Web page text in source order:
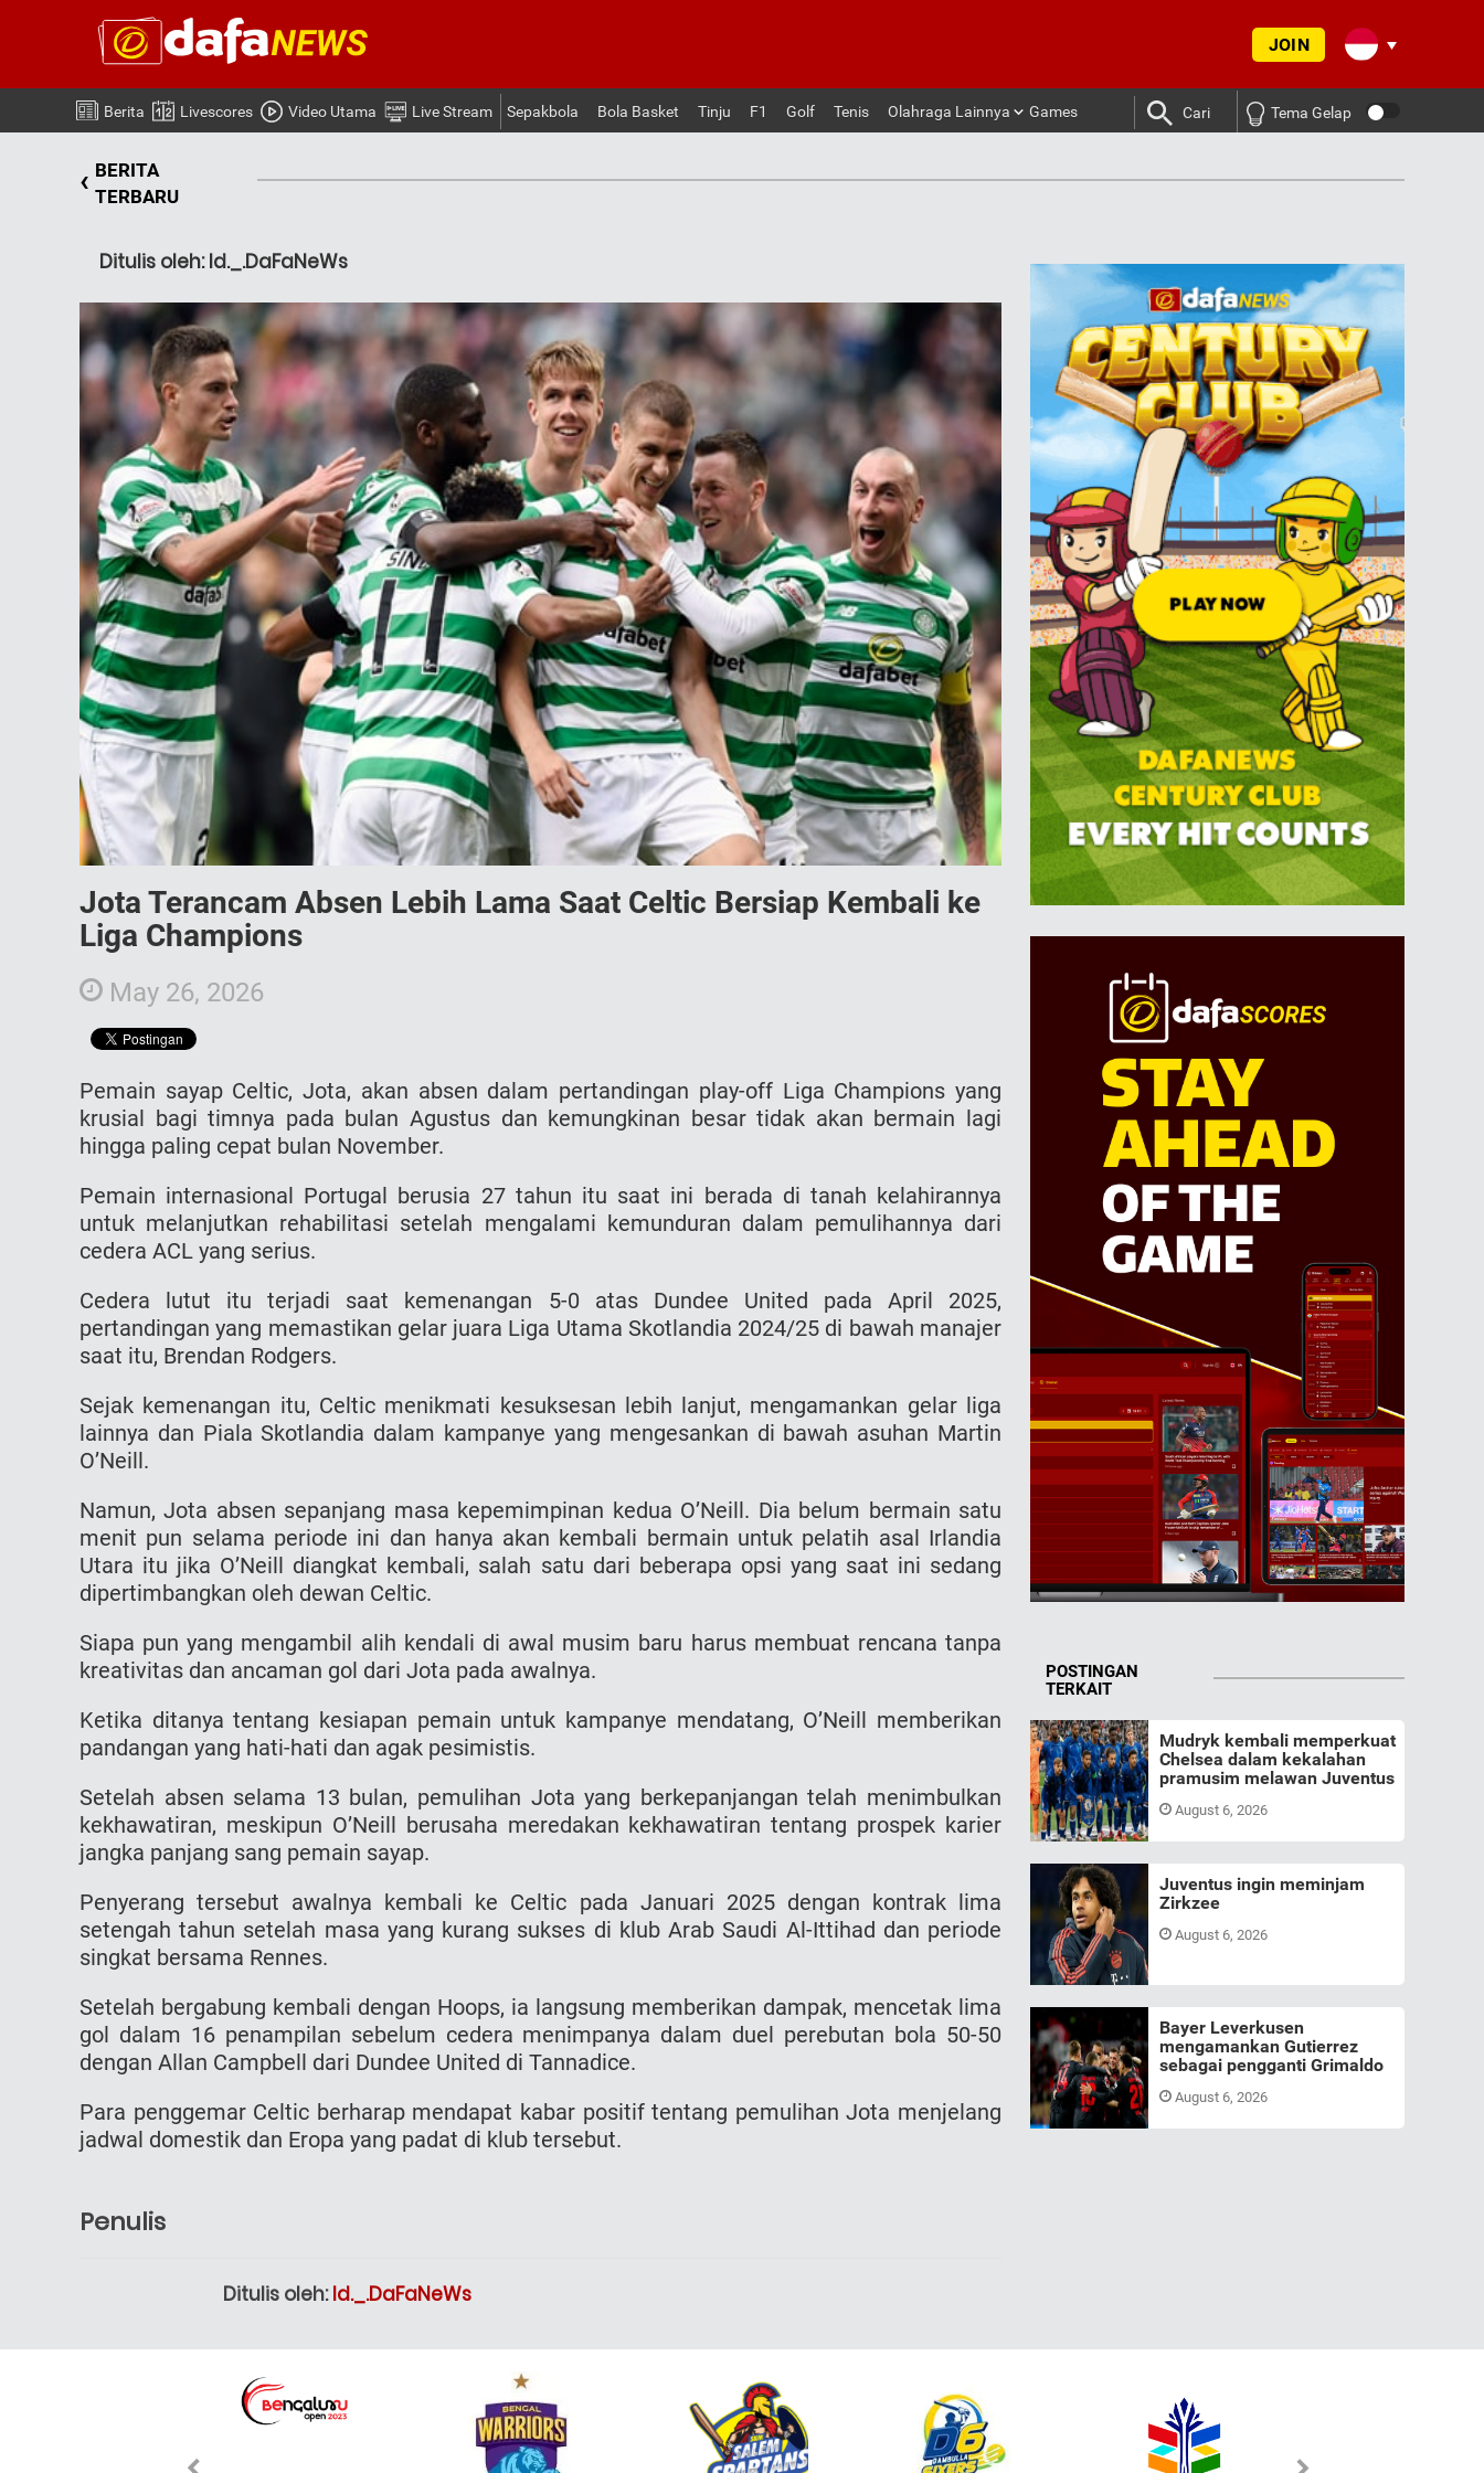
JOIN
Berita Livescores Video Utama Live Stream Sepakbola Bola Basket Tinju F1 Golf Tenis Olahraga Lainnya Games Cari Tema Gelap
‹ BERITA
TERBARU
Ditulis oleh: Id._.DaFaNeWs
Jota Terancam Absen Lebih Lama Saat Celtic Bersiap Kembali ke
Liga Champions
May 26, 2026
Pemain sayap Celtic, Jota, akan absen dalam pertandingan play-off Liga Champions yang
krusial bagi timnya pada bulan Agustus dan kemungkinan besar tidak akan bermain lagi
hingga paling cepat bulan November.
Pemain internasional Portugal berusia 27 tahun itu saat ini berada di tanah kelahirannya
untuk melanjutkan rehabilitasi setelah mengalami kemunduran dalam pemulihannya dari
cedera ACL yang serius.
Cedera lutut itu terjadi saat kemenangan 5-0 atas Dundee United pada April 2025,
pertandingan yang memastikan gelar juara Liga Utama Skotlandia 2024/25 di bawah manajer
saat itu, Brendan Rodgers.
Sejak kemenangan itu, Celtic menikmati kesuksesan lebih lanjut, mengamankan gelar liga
lainnya dan Piala Skotlandia dalam kampanye yang mengesankan di bawah asuhan Martin
O’Neill.
Namun, Jota absen sepanjang masa kepemimpinan kedua O’Neill. Dia belum bermain satu
menit pun selama periode ini dan hanya akan kembali bermain untuk pelatih asal Irlandia
Utara itu jika O’Neill diangkat kembali, salah satu dari beberapa opsi yang saat ini sedang
dipertimbangkan oleh dewan Celtic.
Siapa pun yang mengambil alih kendali di awal musim baru harus membuat rencana tanpa
kreativitas dan ancaman gol dari Jota pada awalnya.
Ketika ditanya tentang kesiapan pemain untuk kampanye mendatang, O’Neill memberikan
pandangan yang hati-hati dan agak pesimistis.
Setelah absen selama 13 bulan, pemulihan Jota yang berkepanjangan telah menimbulkan
kekhawatiran, meskipun O’Neill berusaha meredakan kekhawatiran tentang prospek karier
jangka panjang sang pemain sayap.
Penyerang tersebut awalnya kembali ke Celtic pada Januari 2025 dengan kontrak lima
setengah tahun setelah masa yang kurang sukses di klub Arab Saudi Al-Ittihad dan periode
singkat bersama Rennes.
Setelah bergabung kembali dengan Hoops, ia langsung memberikan dampak, mencetak lima
gol dalam 16 penampilan sebelum cedera menimpanya dalam duel perebutan bola 50-50
dengan Allan Campbell dari Dundee United di Tannadice.
Para penggemar Celtic berharap mendapat kabar positif tentang pemulihan Jota menjelang
jadwal domestik dan Eropa yang padat di klub tersebut.
Penulis
Ditulis oleh:Id._.DaFaNeWs
POSTINGAN
TERKAIT
Mudryk kembali memperkuat
Chelsea dalam kekalahan
pramusim melawan Juventus
August 6, 2026
Juventus ingin meminjam
Zirkzee
August 6, 2026
Bayer Leverkusen
mengamankan Gutierrez
sebagai pengganti Grimaldo
August 6, 2026